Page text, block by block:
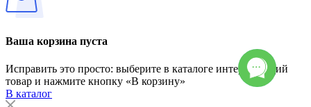
Ваша корзина пуста
Исправить это просто: выберите в каталоге интересующий
товар и нажмите кнопку «В корзину»
В каталог